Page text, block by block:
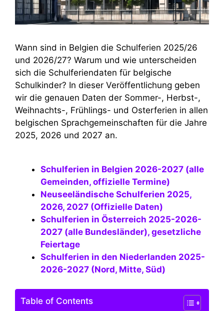
Wann sind in Belgien die Schulferien 2025/26
und 2026/27? Warum und wie unterscheiden
sich die Schulferiendaten für belgische
Schulkinder? In dieser Veröffentlichung geben
wir die genauen Daten der Sommer-, Herbst-,
Weihnachts-, Frühlings- und Osterferien in allen
belgischen Sprachgemeinschaften für die Jahre
2025, 2026 und 2027 an.
Schulferien in Belgien 2026-2027 (alle
Gemeinden, offizielle Termine)
Neuseeländische Schulferien 2025,
2026, 2027 (Offizielle Daten)
Schulferien in Österreich 2025-2026-
2027 (alle Bundesländer), gesetzliche
Feiertage
Schulferien in den Niederlanden 2025-
2026-2027 (Nord, Mitte, Süd)
Table of Contents